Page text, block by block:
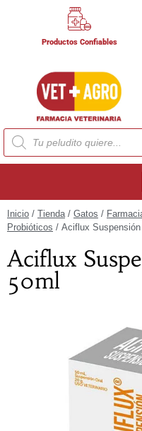
Productos Confiables
Inicio / Tienda/ Gatos /
Probióticos / Aciflux Suspensión
Aciflux
50ml